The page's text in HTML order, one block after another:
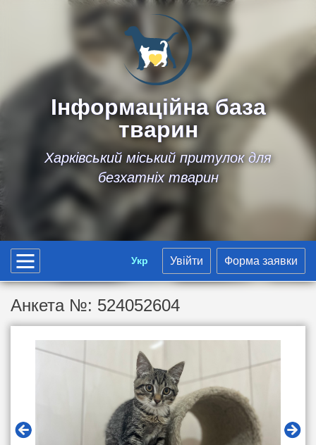
Інформаційна база
тварин
Харківський міський притулок для
безхатніх тварин
Укр Увійти Форма заявки
Анкета №: 524052604